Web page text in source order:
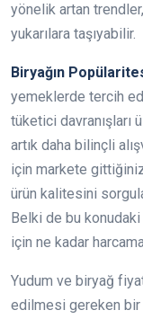
yönelik artan
yukarılara taşıyabilir.
Biryağın
yemeklerde tercih
tüketici davranışları
artık daha bilinçli
için markete
ürün kalitesini
Belki de bu konudaki
için ne kadar
Yudum ve biryağ
edilmesi gereken bir